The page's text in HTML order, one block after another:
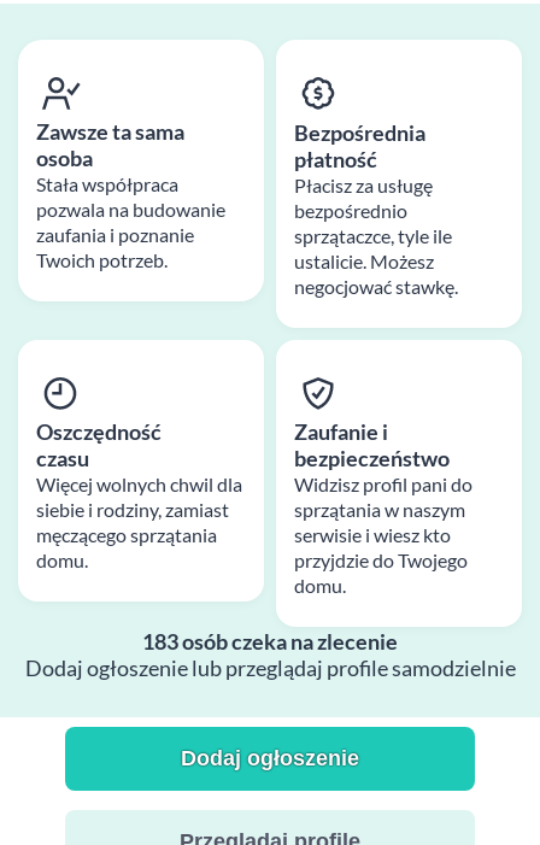
Zawsze ta sama
osoba
Stała współpraca
pozwala na budowanie
zaufania i poznanie
Twoich potrzeb.
Oszczędność
czasu
Więcej wolnych chwil dla
siebie i rodziny, zamiast
męczącego sprzątania
domu.
Bezpośrednia
płatność
Płacisz za usługę
bezpośrednio
sprzątaczce, tyle ile
ustalicie. Możesz
negocjować stawkę.
Zaufanie i
bezpieczeństwo
Widzisz profil pani do
sprzątania w naszym
serwisie i wiesz kto
przyjdzie do Twojego
domu.
183 osób czeka na zlecenie
Dodaj ogłoszenie lub przeglądaj profile samodzielnie
Dodaj ogłoszenie